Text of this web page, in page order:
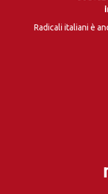
Radicali italiani è